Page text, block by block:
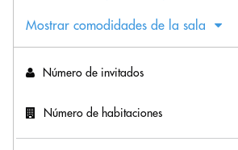
Mostrar comodidades de la sala
Número de invitados
Número de habitaciones